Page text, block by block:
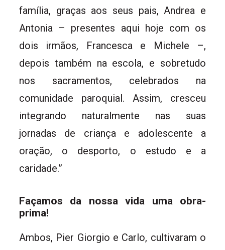
família, graças aos seus pais, Andrea e
Antonia – presentes aqui hoje com os
dois irmãos, Francesca e Michele –,
depois também na escola, e sobretudo
nos sacramentos, celebrados na
comunidade paroquial. Assim, cresceu
integrando naturalmente nas suas
jornadas de criança e adolescente a
oração, o desporto, o estudo e a
caridade.”
Façamos da nossa vida uma obra-
prima!
Ambos, Pier Giorgio e Carlo, cultivaram o